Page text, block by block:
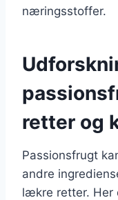
næringsstoffer.
retter og
Passionsfrugt
andre
lækre retter. Her